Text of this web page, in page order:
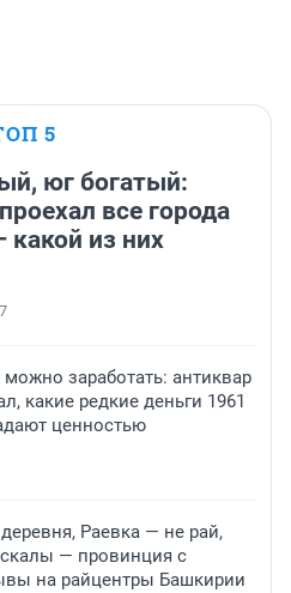
5
юг богатый:
все города
из них
можно заработать: антиквар
какие редкие деньги 1961
ценностью
Раевка — не рай,
— провинция с
на райцентры Башкирии